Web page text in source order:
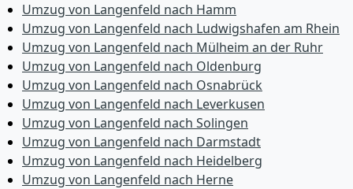
Umzug von Langenfeld nach Hamm
Umzug von Langenfeld nach Ludwigshafen am Rhein
Umzug von Langenfeld nach Mülheim an der Ruhr
Umzug von Langenfeld nach Oldenburg
Umzug von Langenfeld nach Osnabrück
Umzug von Langenfeld nach Leverkusen
Umzug von Langenfeld nach Solingen
Umzug von Langenfeld nach Darmstadt
Umzug von Langenfeld nach Heidelberg
Umzug von Langenfeld nach Herne